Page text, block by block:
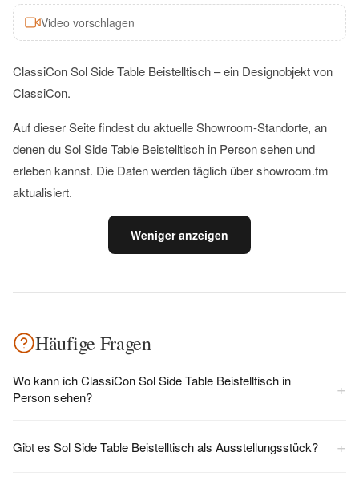
Video vorschlagen
ClassiCon Sol Side Table Beistelltisch – ein Designobjekt von
ClassiCon.
Auf dieser Seite findest du aktuelle Showroom-Standorte, an
denen du Sol Side Table Beistelltisch in Person sehen und
erleben kannst. Die Daten werden täglich über showroom.fm
aktualisiert.
Weniger anzeigen
Häufige Fragen
Wo kann ich ClassiCon Sol Side Table Beistelltisch in
Person sehen?
+
Gibt es Sol Side Table Beistelltisch als Ausstellungsstück? +